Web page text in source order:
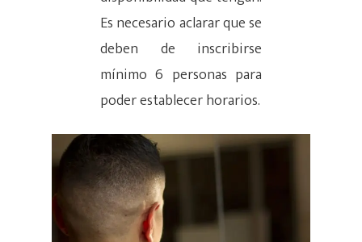
Es necesario aclarar que se
deben de inscribirse
mínimo 6 personas para
poder establecer horarios.